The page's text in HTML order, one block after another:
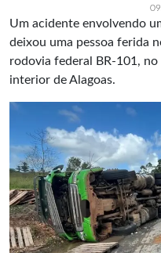
Um acidente envolvendo
deixou uma pessoa ferida
rodovia federal BR-101, no
interior de Alagoas.